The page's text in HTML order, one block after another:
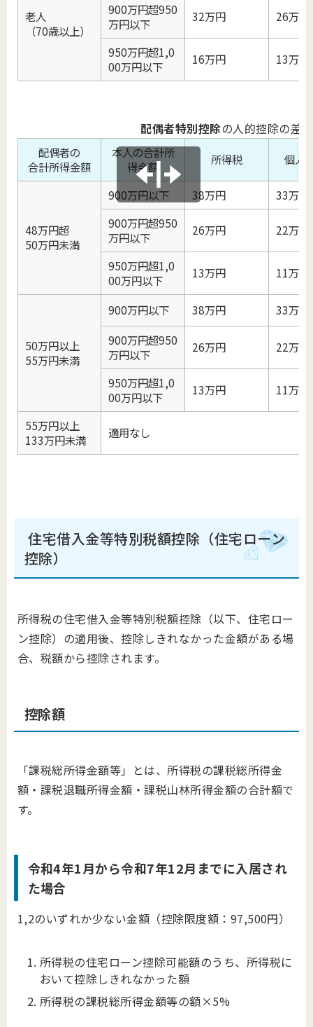
老人
（70歳以上）
900万円超950
万円以下
32万円 26万円
950万円超1,0
00万円以下
16万円 13万円
配偶者特別控除の人的控除の差額
配偶者の
合計所得金額
本人の合計所
得金額
所得税 個人
48万円超
50万円未満
900万円以下 38万円
33万円
900万円超950
万円以下
26万円 22万円
950万円超1,0
00万円以下
13万円 11万円
50万円以上
55万円未満
900万円以下 38万円
33万円
900万円超950
万円以下
26万円 22万円
950万円超1,0
00万円以下
13万円 11万円
55万円以上
133万円未満
適用なし
住宅借入金等特別税額控除（住宅ローン
控除）
所得税の住宅借入金等特別税額控除（以下、住宅ロー
ン控除）の適用後、控除しきれなかった金額がある場
合、税額から控除されます。
控除額
「課税総所得金額等」とは、所得税の課税総所得金
額・課税退職所得金額・課税山林所得金額の合計額で
す。
令和4年1月から令和7年12月までに入居され
た場合
1,2のいずれか少ない金額（控除限度額：97,500円）
所得税の住宅ローン控除可能額のうち、所得税に
おいて控除しきれなかった額
所得税の課税総所得金額等の額×5%